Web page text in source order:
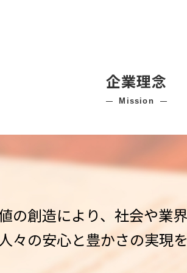
企業理念
mission
の創造により、 社会や業
々の安心と豊かさの実現